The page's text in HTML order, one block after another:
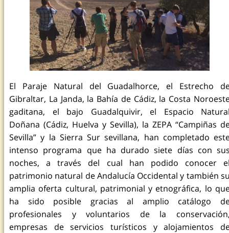
El Paraje Natural del Guadalhorce, el Estrecho
Gibraltar, La Janda, la Bahía de Cádiz, la Costa
gaditana, el bajo Guadalquivir, el Espacio
Doñana (Cádiz, Huelva y Sevilla), la ZEPA “Campiñas
Sevilla” y la Sierra Sur sevillana, han completado
intenso programa que ha durado siete días con
noches, a través del cual han podido conocer
patrimonio natural de Andalucía Occidental y también
amplia oferta cultural, patrimonial y etnográfica, lo
ha sido posible gracias al amplio catálogo
profesionales y voluntarios de la
empresas de servicios turísticos y alojamientos